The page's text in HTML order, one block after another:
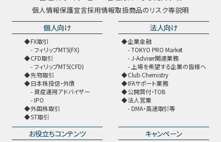
個人情報保護宣言採用情報取扱商品のリスク等説明
個人向け
FX取引
フィリップMT5(FX)
CFD取引
フィリップMT5(CFD)
先物取引
日本株投信・外債
資産運用アドバイザー
IPO
外国株取引
ST取引
法人向け
企業金融
TOKYO PRO Market
J-Adviser関連業務
上場を希望する企業の皆様へ
Club Chemistry
IFAサポート業務
公開買付・TOB
法人営業
DMA・高速取引等
お役立ちコンテンツ キャンペーン